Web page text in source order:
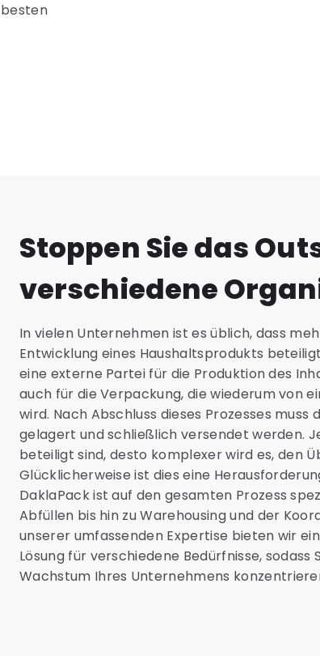
Stoppen Sie das
verschiedene
In vielen Unternehmen ist es üblich, dass
Entwicklung eines Haushaltsprodukts
eine externe Partei für die Produktion des
auch für die Verpackung, die wiederum von
wird. Nach Abschluss dieses Prozesses
gelagert und schließlich versendet werden.
beteiligt sind, desto komplexer wird es, den
Glücklicherweise ist dies eine
DaklaPack ist auf den gesamten Prozess
Abfüllen bis hin zu Warehousing und der
unserer umfassenden Expertise bieten wir
Lösung für verschiedene Bedürfnisse, sodass
Wachstum Ihres Unternehmens